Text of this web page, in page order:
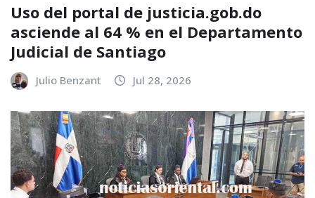
Uso del portal de justicia.gob.do
asciende al 64 % en el Departamento
Judicial de Santiago
Julio Benzant Jul 28, 2026